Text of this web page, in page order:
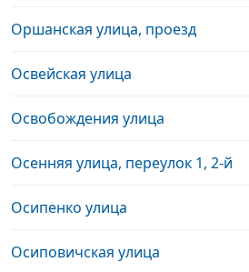
Оршанская улица, проезд
Освейская улица
Освобождения улица
Осенняя улица, переулок 1, 2-й
Осипенко улица
Осиповичская улица